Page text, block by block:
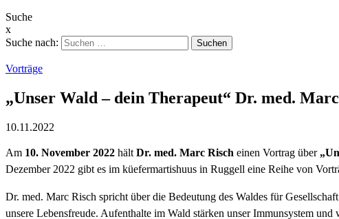
Suche
x
Suche nach:
Vorträge
„Unser Wald – dein Therapeut“ Dr. med.
10.11.2022
Am 10. November 2022 hält Dr. med. Marc Risch einen Vortrag über
Dezember 2022 gibt es im küefermartishuus in Ruggell eine Reihe von
Dr. med. Marc Risch spricht über die Bedeutung des Waldes für
unsere Lebensfreude. Aufenthalte im Wald stärken unser Immunsystem